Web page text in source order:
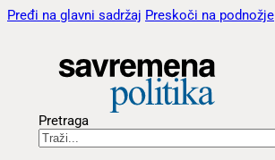
Pređi na glavni sadržaj Preskoči na podnožje
Pretraga